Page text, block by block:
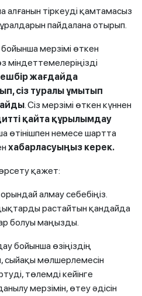
тіркеуді қамтамасыз
пайдалана отырып.
мерзімі өткен
міндеттемелеріңізді
ешбір жағдайда
сіз туралы ұмытып
. Сіз мерзімі өткен күннен
қайта құрылымдау
өтінішпен немесе шартта
хабарласуыңыз керек.
қажет:
алмау себебіңіз.
растайтын қандайда
болуы маңызды.
бойынша өзіңіздің
сыйақы мөлшерлемесін
төлемді кейінге
мерзімін, өтеу әдісін